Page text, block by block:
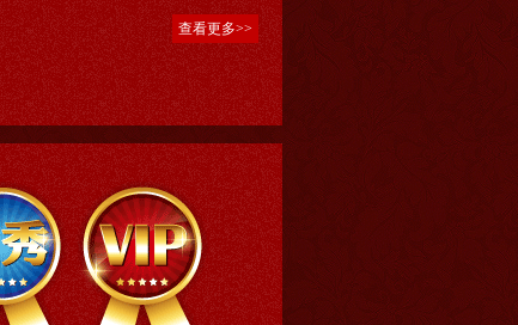
查看更多>>